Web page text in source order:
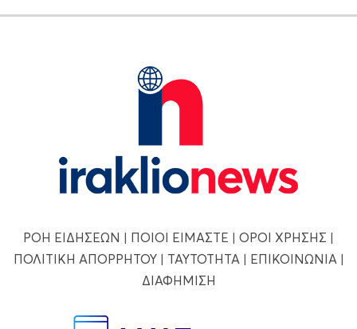
ΡΟΗ ΕΙΔΗΣΕΩΝ | ΠΟΙΟΙ ΕΙΜΑΣΤΕ | ΟΡΟΙ ΧΡΗΣΗΣ |
ΠΟΛΙΤΙΚΗ ΑΠΟΡΡΗΤΟΥ| ΤΑΥΤΟΤΗΤΑ| ΕΠΙΚΟΙΝΩΝΙΑ|
ΔΙΑΦΗΜΙΣΗ